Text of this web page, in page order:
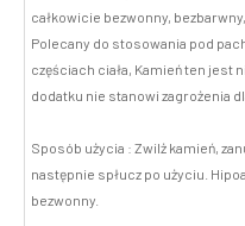
całkowicie bezwonny,
Polecany do stosowania pod
częściach ciała, Kamień ten jest
dodatku nie stanowi zagrożenia
Sposób użycia : Zwilż kamień,
następnie spłucz po użyciu.
bezwonny.